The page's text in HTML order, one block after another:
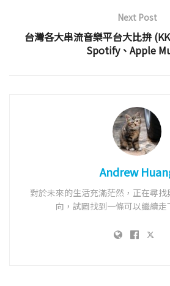
Next Post
台灣各大串流音樂平台大比拚
Spotify、Apple
Andrew
對於未來的生活充滿茫然，正在尋
向，試圖找到一條可以繼續走